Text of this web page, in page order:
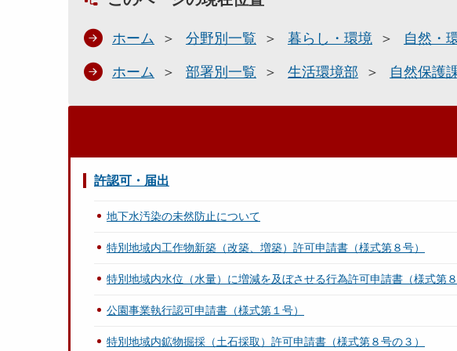
ホーム 分野別一覧 暮らし・環境 自然・
ホーム 部署別一覧 生活環境部 自然保護
許認可・届出
地下水汚染の未然防止について
特別地域内工作物新築（改築、増築）許可申請書（様式第８号）
特別地域内水位（水量）に増減を及ぼさせる行為許可申請書（様式第８
公園事業執行認可申請書（様式第１号）
特別地域内鉱物掘採（土石採取）許可申請書（様式第８号の３）